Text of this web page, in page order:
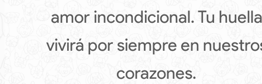
amor incondicional. Tu huella
vivirá por siempre en
corazones.